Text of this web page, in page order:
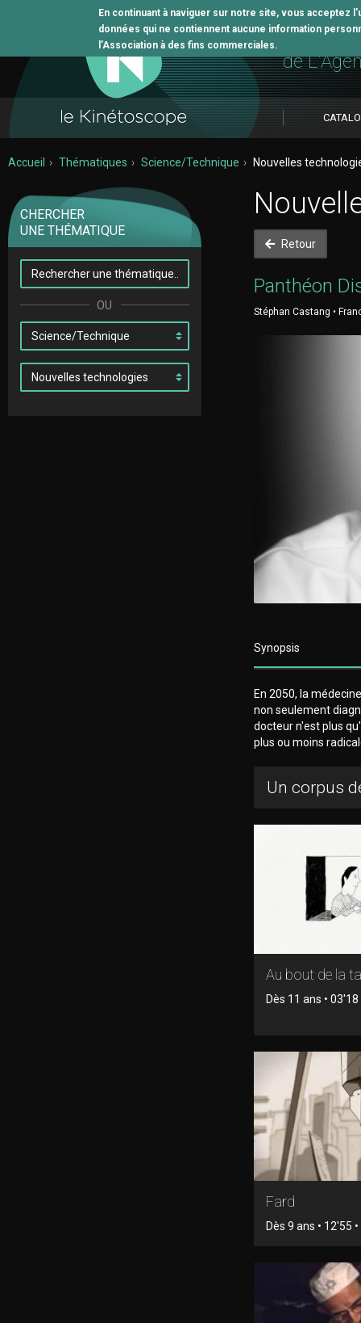
En continuant à naviguer sur notre site, vous
données qui ne contiennent aucune information
l’Association à des fins commerciales. L'outil
de
Accueil Thématiques Science/Technique Nouvelles
CHERCHER
UNE THÉMATIQUE
Retour
Panthéon
Stéphan Castang •
Synopsis
En 2050, la
non seulement
docteur n'est plus
plus ou moins
Un corpus
Au bout de la
Dès 11 ans •
Fard
Dès 9 ans • 12'55